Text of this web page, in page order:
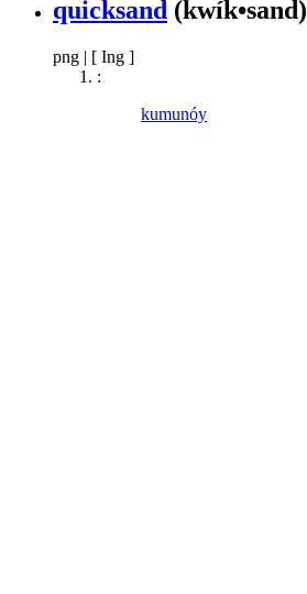
quicksand (kwík•sand)
png | [ Ing ]
:
kumunóy